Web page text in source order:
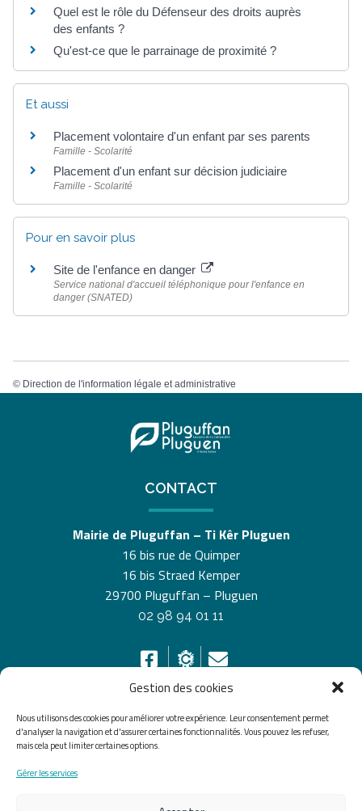
Gestion des cookies
Nous utilisons des cookies pour améliorer votre expérience. Leur consentement permet
d'analyser la navigation et d'assurer certaines fonctionnalités. Vous pouvez les refuser,
mais cela peut limiter certaines options.
Gérer les services
Quel est le rôle du Défenseur des droits auprès
des enfants ?
Qu'est-ce que le parrainage de proximité ?
Et aussi
Placement volontaire d'un enfant par ses parents
Famille - Scolarité
Placement d'un enfant sur décision judiciaire
Famille - Scolarité
Pour en savoir plus
Site de l'enfance en danger
Service national d'accueil téléphonique pour l'enfance en
danger (SNATED)
© Direction de l'information légale et administrative
CONTACT
Mairie de Pluguffan – Ti Kêr Pluguen
16 bis rue de Quimper
16 bis Straed Kemper
29700 Pluguffan – Pluguen
02 98 94 01 11
HORAIRES D’OUVERTURE
Du lundi au vendredi de 8h30 à 12h30 et de 13h30 à